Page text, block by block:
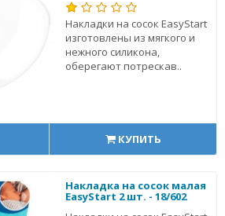
Накладки на сосок EasyStart
изготовлены из мягкого и
нежного силикона,
оберегают потрескав..
КУПИТЬ
Накладка на сосок малая
EasyStart 2 шт. - 18/602